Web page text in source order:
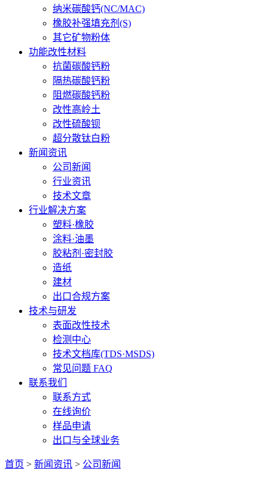
纳米碳酸钙(NC/MAC)
橡胶补强填充剂(S)
其它矿物粉体
功能改性材料
抗菌碳酸钙粉
隔热碳酸钙粉
阻燃碳酸钙粉
改性高岭土
改性硫酸钡
超分散钛白粉
新闻资讯
公司新闻
行业资讯
技术文章
行业解决方案
塑料·橡胶
涂料·油墨
胶粘剂·密封胶
造纸
建材
出口合规方案
技术与研发
表面改性技术
检测中心
技术文档库(TDS·MSDS)
常见问题 FAQ
联系我们
联系方式
在线询价
样品申请
出口与全球业务
首页 > 新闻资讯 > 公司新闻